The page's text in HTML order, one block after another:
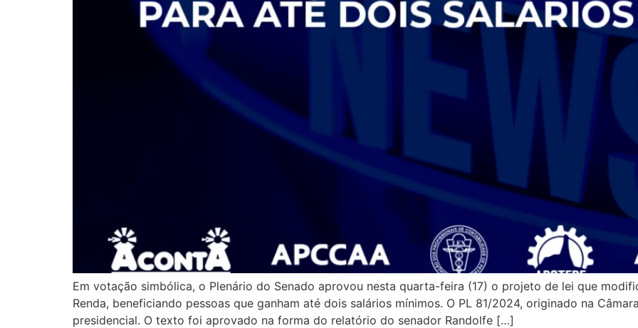
Em votação simbólica, o Plenário do Senado aprovou nesta quarta-feira (17) o projeto de lei que
Renda, beneficiando pessoas que ganham até dois salários mínimos. O PL 81/2024, originado na
presidencial. O texto foi aprovado na forma do relatório do senador Randolfe […]